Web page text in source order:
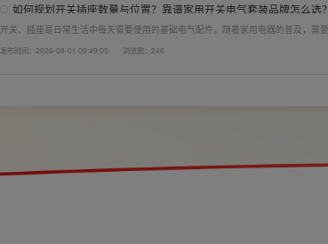
如何规划开关插座数量与位置？靠谱家用开关电气套装品牌怎么选？
开关、插座是日常生活中每天需要使用的基础电气配件。随着家用电器的普及，需
座的数量设置不够，或者开关、插座的位置设置不合理，会给今后的日常生活带来诸
发布时间：2026-08-01 09:49:05 浏览数：246